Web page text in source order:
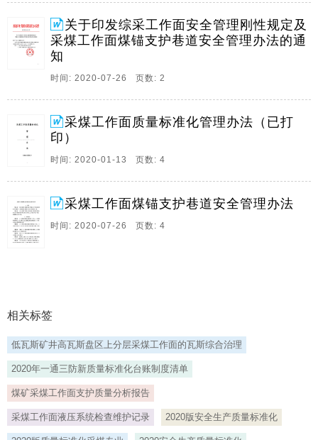
认识第二部分：山西焦煤对“U”型通风方式下回采工作面
瓦斯管理规定第三部分：回采工作面上隅角瓦斯治理
的。
4、 采煤工作面质量标准化 管 理 办 法 （2014年修订）
兴文县黄家沟煤业有限责任公司 采煤工作面质量标准化
5、采煤工作面煤锚支护巷道安全管理办法 一、总则 第
一条 为加强采煤工作面煤锚支护巷道（以下简称煤锚巷
道）安全管理，实现掘采期间管理无缝衔接，特制定本
办法。
第二条 本办法适用于采煤工作面安装、拆除及回采期间
煤锚支护巷道的安全管理。
岩石（高岭土）工作面锚杆支护巷道管理参考执行本办
关于印发综采工作面安全管理刚性规定及
采煤工作面煤锚支护巷道安全管理办法的通
知
时间: 2020-07-26 页数: 2
采煤工作面质量标准化管理办法（已打
印）
时间: 2020-01-13 页数: 4
采煤工作面煤锚支护巷道安全管理办法
时间: 2020-07-26 页数: 4
相关标签
低瓦斯矿井高瓦斯盘区上分层采煤工作面的瓦斯综合治理
2020年一通三防新质量标准化台账制度清单
煤矿采煤工作面支护质量分析报告
采煤工作面液压系统检查维护记录 2020版安全生产质量标准化